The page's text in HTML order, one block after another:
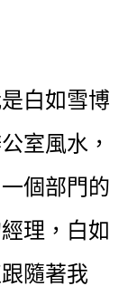
白如雪博
室風水，
個部門的
理，白如
隨著我